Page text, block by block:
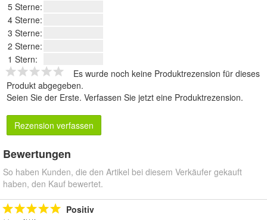
5 Sterne:
4 Sterne:
3 Sterne:
2 Sterne:
1 Stern:
Es wurde noch keine Produktrezension für dieses
Produkt abgegeben.
Seien Sie der Erste. Verfassen Sie jetzt eine Produktrezension.
Rezension verfassen
Bewertungen
So haben Kunden, die den Artikel bei diesem Verkäufer gekauft
haben, den Kauf bewertet.
Positiv